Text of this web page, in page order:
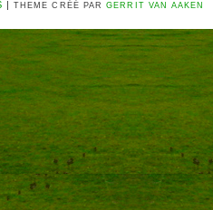
| THEME CRÉÉ PARGERRIT VAN AAKEN